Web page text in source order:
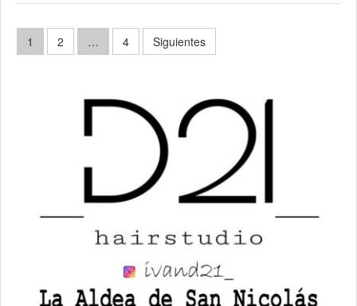
Paginación
entradas
1 2 … 4 Siguientes